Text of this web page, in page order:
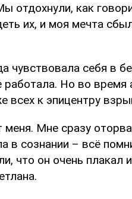
отдохнули, как
их, и моя мечта
чувствовала себя в
Но во время
всех к эпицентру
Мне сразу
в сознании – всё
что он очень плакал